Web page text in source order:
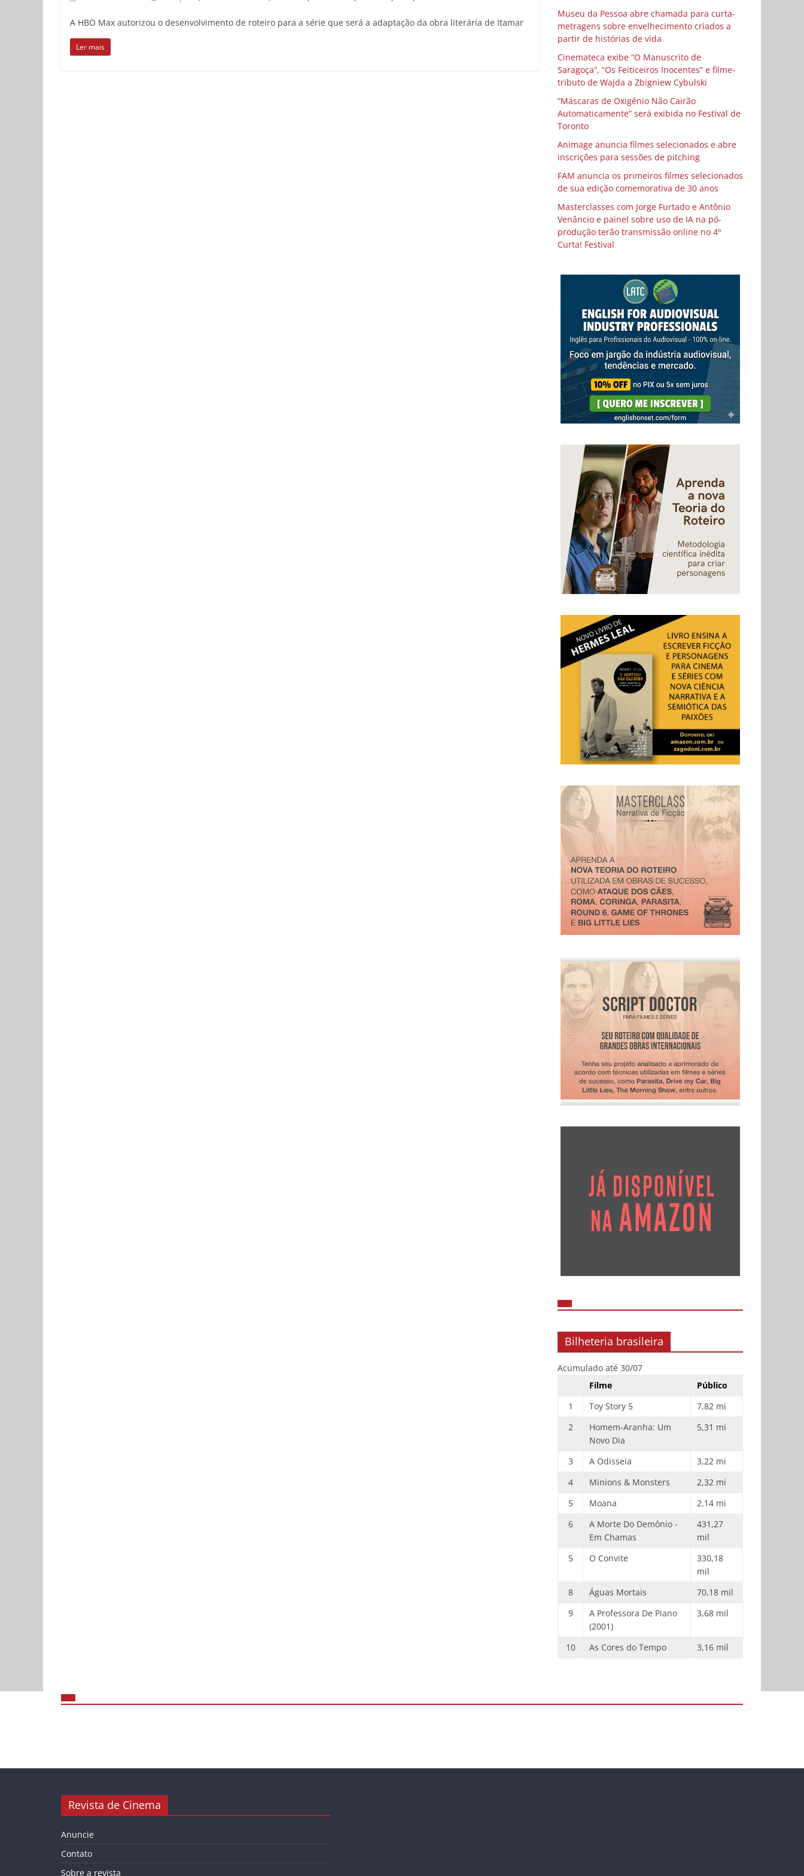
A HBO Max autorizou o desenvolvimento de roteiro para a série que será a adaptação da obra literária de Itamar
Ler mais
Museu da Pessoa abre chamada para curta-
metragens sobre envelhecimento criados a
partir de histórias de vida
Cinemateca exibe “O Manuscrito de
Saragoça”, “Os Feiticeiros Inocentes” e filme-
tributo de Wajda a Zbigniew Cybulski
“Máscaras de Oxigênio Não Cairão
Automaticamente” será exibida no Festival de
Toronto
Animage anuncia filmes selecionados e abre
inscrições para sessões de pitching
FAM anuncia os primeiros filmes selecionados
de sua edição comemorativa de 30 anos
Masterclasses com Jorge Furtado e Antônio
Venâncio e painel sobre uso de IA na pó-
produção terão transmissão online no 4º
Curta! Festival
Bilheteria brasileira
Acumulado até 30/07
Filme
Público
1
Toy Story 5
7,82 mi
2
Homem-Aranha: Um
Novo Dia
5,31 mi
3 A Odisseia
3,22 mi
4
Minions & Monsters
2,32 mi
5
Moana
2,14 mi
6
A Morte Do Demônio -
Em Chamas
431,27
mil
5
O Convite
330,18
mil
8
Águas Mortais
70,18 mil
9
A Professora De Piano
(2001)
3,68 mil
10 As Cores do Tempo 3,16 mil
Revista de Cinema
Anuncie
Contato
Sobre a revista